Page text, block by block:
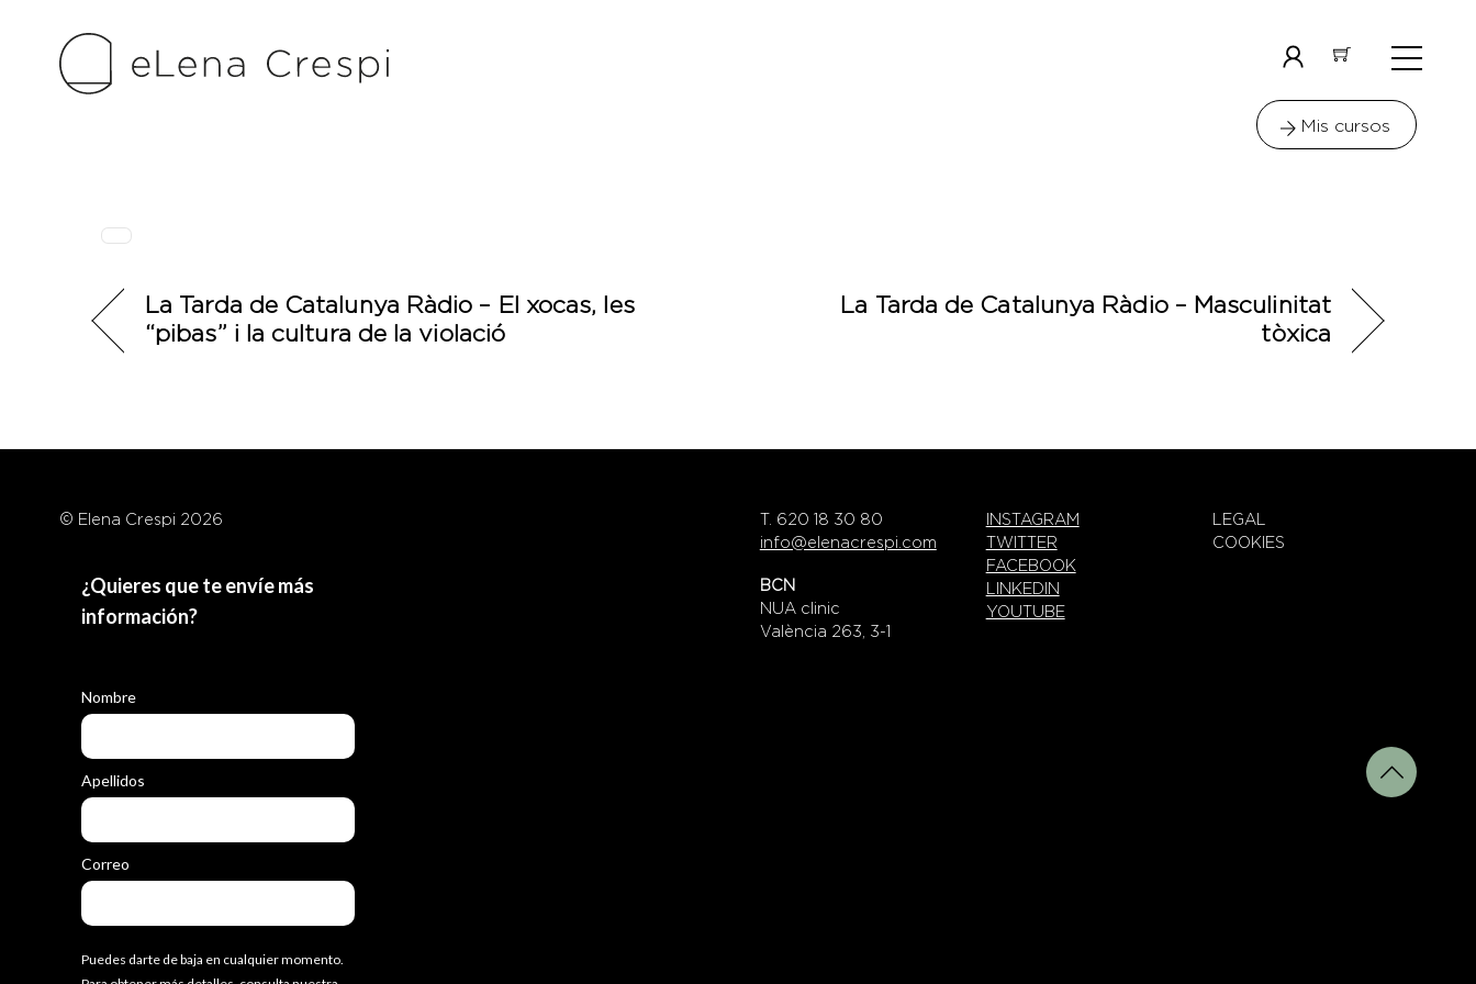
content
Menu
label
Mis cursos
La Tarda de Catalunya Ràdio – El xocas, les
“pibas” i la cultura de la violació
La Tarda de Catalunya Ràdio – Masculinitat
tòxica
© Elena Crespi 2026
¿Quieres que te envíe más
información?
Nombre
Apellidos
Correo
Puedes darte de baja en cualquier momento.
T. 620 18 30 80
info@elenacrespi.com
BCN
NUA clinic
València 263, 3-1
INSTAGRAM
TWITTER
FACEBOOK
LINKEDIN
YOUTUBE
LEGAL
COOKIES